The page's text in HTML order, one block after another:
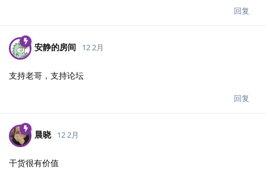
回复
安静的房间 12 2月
支持老哥，支持论坛
回复
晨晓 12 2月
干货很有价值